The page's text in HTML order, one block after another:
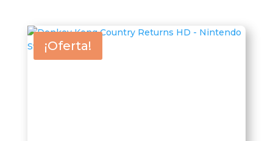
era:
C$2,405.00.
es:
¡Oferta!